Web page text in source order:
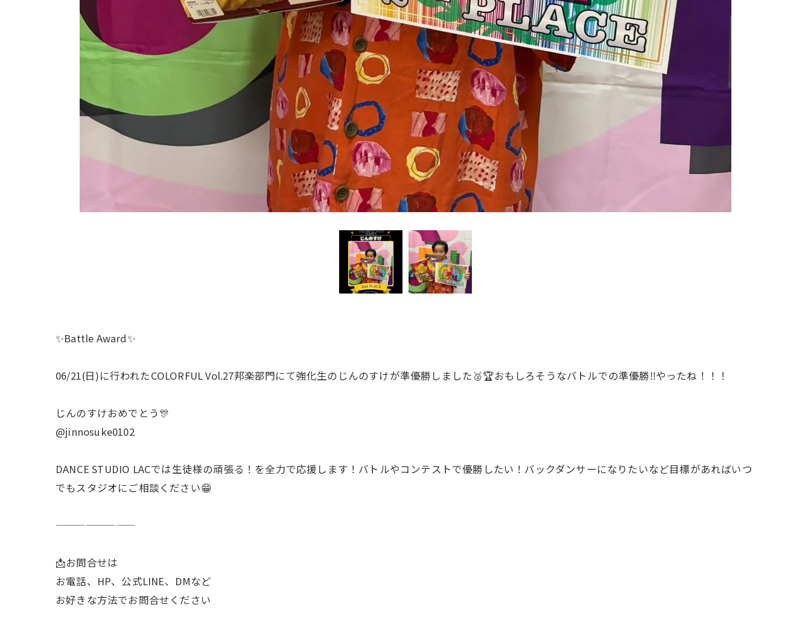
✨Battle Award✨
06/21(日)に行われたCOLORFUL Vol.27邦楽部門にて強化生のじんのすけが準優勝しました🥈🏆おもしろそうなバトルでの準優勝‼️やったね！！！
じんのすけおめでとう🎊
@jinnosuke0102
DANCE STUDIO LACでは生徒様の頑張る！を全力で応援します！バトルやコンテストで優勝したい！バックダンサーになりたいなど目標があればいつ
でもスタジオにご相談ください😁
————————
📩お問合せは
お電話、HP、公式LINE、DMなど
お好きな方法でお問合せください